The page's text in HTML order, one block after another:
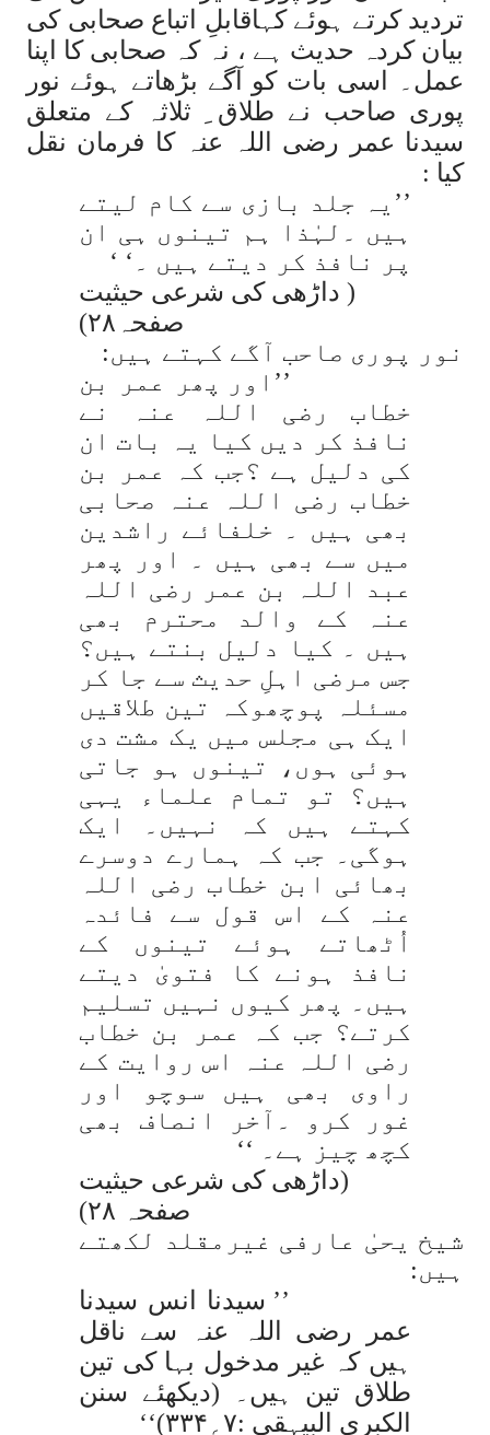
تردید کرتے ہوئے کہاقابلِ اتباع صحابی کی
بیان کردہ حدیث ہے ، نہ کہ صحابی کا اپنا
عمل۔ اسی بات کو آگے بڑھاتے ہوئے نور
پوری صاحب نے طلاق ِ ثلاثہ کے متعلق
سیدنا عمر رضی اللہ عنہ کا فرمان نقل
کیا :
’’یہ جلد بازی سے کام لیتے
ہیں ۔لہٰذا ہم تینوں ہی ان
پر نافذ کر دیتے ہیں ۔‘ ‘
( داڑھی کی شرعی حیثیت
صفحہ۲۸)
نور پوری صاحب آگے کہتے ہیں:
’’اور پھر عمر بن
خطاب رضی اللہ عنہ نے
نافذ کر دیں کیا یہ بات ان
کی دلیل ہے ؟جب کہ عمر بن
خطاب رضی اللہ عنہ صحابی
بھی ہیں ۔ خلفائے راشدین
میں سے بھی ہیں ۔ اور پھر
عبد اللہ بن عمر رضی اللہ
عنہ کے والد محترم بھی
ہیں ۔ کیا دلیل بنتے ہیں؟
جس مرضی اہلِ حدیث سے جا کر
مسئلہ پوچھوکہ تین طلاقیں
ایک ہی مجلس میں یک مشت دی
ہوئی ہوں، تینوں ہو جاتی
ہیں؟ تو تمام علماء یہی
کہتے ہیں کہ نہیں۔ ایک
ہوگی۔ جب کہ ہمارے دوسرے
بھائی ابن خطاب رضی اللہ
عنہ کے اس قول سے فائدہ
اُٹھاتے ہوئے تینوں کے
نافذ ہونے کا فتویٰ دیتے
ہیں۔ پھر کیوں نہیں تسلیم
کرتے؟ جب کہ عمر بن خطاب
رضی اللہ عنہ اس روایت کے
راوی بھی ہیں سوچو اور
غور کرو ۔آخر انصاف بھی
کچھ چیز ہے۔ ‘‘
(داڑھی کی شرعی حیثیت
صفحہ ۲۸)
شیخ یحیٰ عارفی غیرمقلد لکھتے
ہیں:
’’ سیدنا انس سیدنا
عمر رضی اللہ عنہ سے ناقل
ہیں کہ غیر مدخول بہا کی تین
طلاق تین ہیں۔ (دیکھئے سنن
الکبری البیہقی :۷؍۳۳۴)‘‘